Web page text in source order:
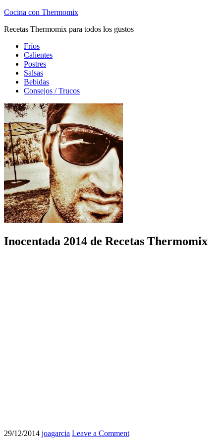
Cocina con Thermomix
Recetas Thermomix para todos los gustos
Fríos
Calientes
Postres
Salsas
Bebidas
Consejos / Trucos
Inocentada 2014 de Recetas Thermomix
29/12/2014 joagarcia Leave a Comment